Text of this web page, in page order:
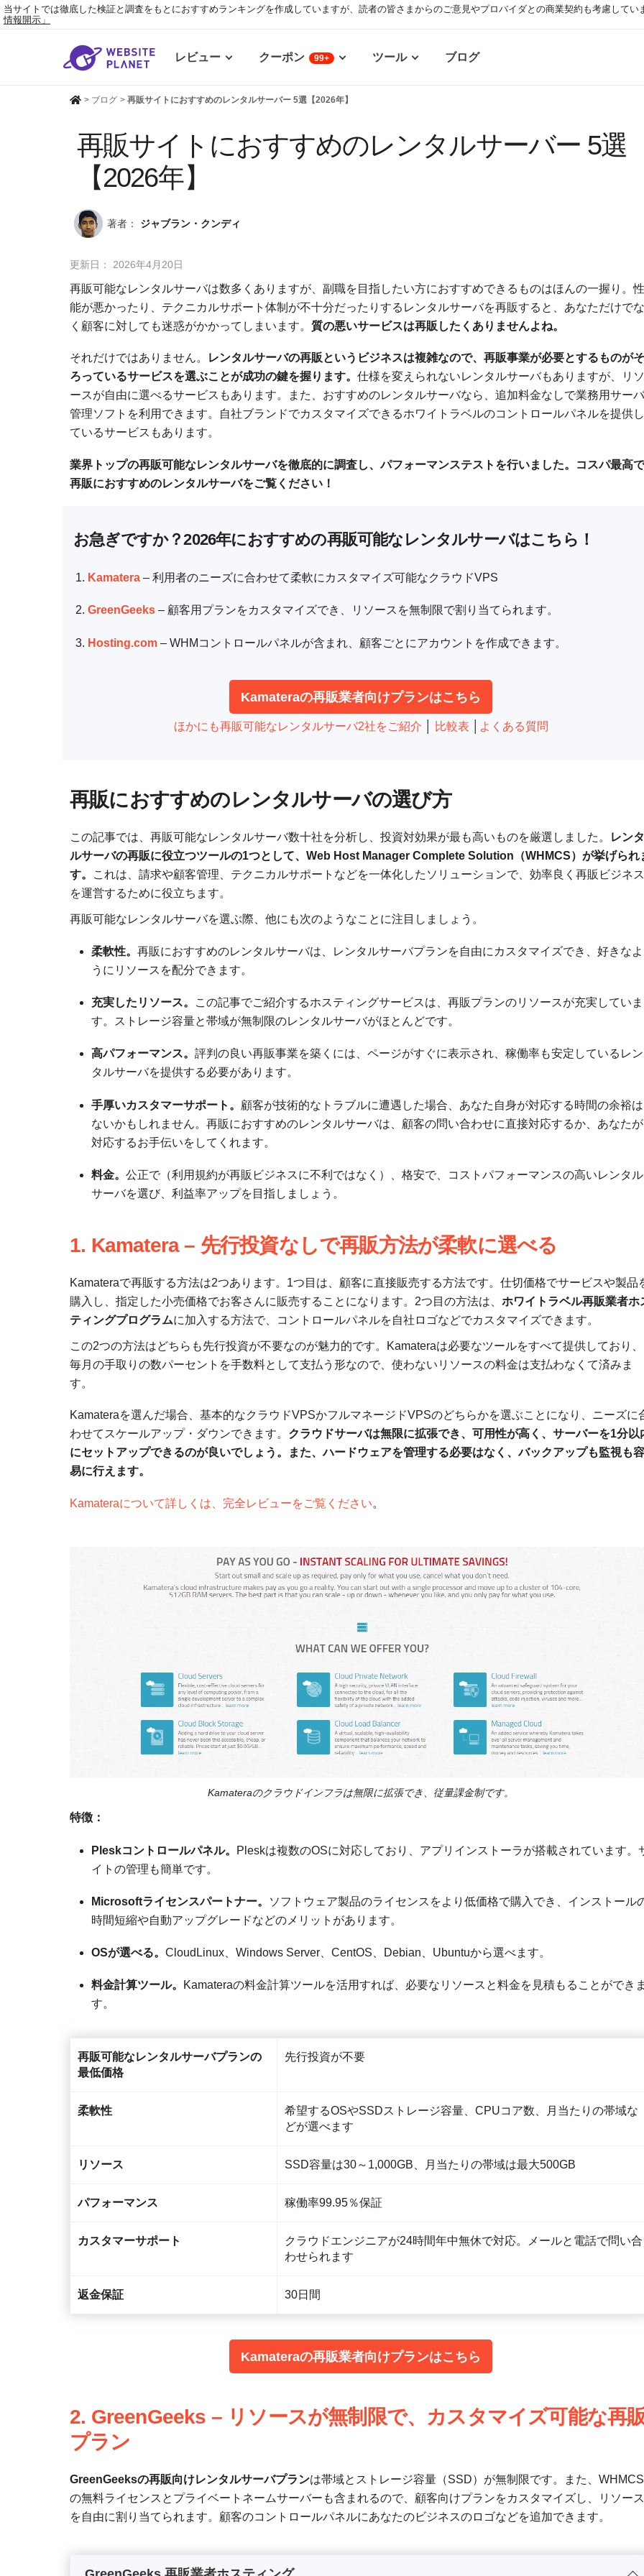
当サイトでは徹底した検証と調査をもとにおすすめランキングを作成していますが、読者の皆さまからのご意見やプロバイダとの商業契約も考慮して
情報開示」
レビュー クーポン 99+ ツール ブログ
> ブログ > 再販サイトにおすすめのレンタルサーバー 5選【2026年】
再販サイトにおすすめのレンタルサーバー 5選
【2026年】
著者： ジャブラン・クンディ
更新日： 2026年4月20日
再販可能なレンタルサーバは数多くありますが、副職を目指したい方におすすめできるものはほんの一握り。性
能が悪かったり、テクニカルサポート体制が不十分だったりするレンタルサーバを再販すると、あなただけでな
く顧客に対しても迷惑がかかってしまいます。 質の悪いサービスは再販したくありませんよね。
それだけではありません。
レンタルサーバの再販というビジネスは複雑なので、再販事業が必要とするものがそ
ろっているサービスを選ぶことが成功の鍵を握ります。 仕様を変えられないレンタルサーバもありますが、リソ
ースが自由に選べるサービスもあります。また、おすすめのレンタルサーバなら、追加料金なしで業務用サーバ
管理ソフトを利用できます。自社ブランドでカスタマイズできるホワイトラベルのコントロールパネルを提供し
ているサービスもあります。
業界トップの再販可能なレンタルサーバを徹底的に調査し、パフォーマンステストを行いました。コスパ最高で
再販におすすめのレンタルサーバをご覧ください！
お急ぎですか？2026年におすすめの再販可能なレンタルサーバはこちら！
Kamatera – 利用者のニーズに合わせて柔軟にカスタマイズ可能なクラウドVPS
GreenGeeks – 顧客用プランをカスタマイズでき、リソースを無制限で割り当てられます。
Hosting.com – WHMコントロールパネルが含まれ、顧客ごとにアカウントを作成できます。
‌Kamateraの再販業者向けプランはこちら
ほかにも再販可能なレンタルサーバ2社をご紹介 比較表 よくある質問
再販におすすめのレンタルサーバの選び方
この記事では、再販可能なレンタルサーバ数十社を分析し、投資対効果が最も高いものを厳選しました。
レンタ
ルサーバの再販に役立つツールの1つとして、Web Host Manager Complete Solution（WHMCS）が挙げられ
す。
これは、請求や顧客管理、テクニカルサポートなどを一体化したソリューションで、効率良く再販ビジネス
を運営するために役立ちます。
再販可能なレンタルサーバを選ぶ際、他にも次のようなことに注目しましょう。
柔軟性。 再販におすすめのレンタルサーバは、レンタルサーバプランを自由にカスタマイズでき、好きなよ
うにリソースを配分できます。
充実したリソース。
この記事でご紹介するホスティングサービスは、再販プランのリソースが充実していま
す。ストレージ容量と帯域が無制限のレンタルサーバがほとんどです。
高パフォーマンス。 評判の良い再販事業を築くには、ページがすぐに表示され、稼働率も安定しているレン
タルサーバを提供する必要があります。
手厚いカスタマーサポート。 顧客が技術的なトラブルに遭遇した場合、あなた自身が対応する時間の余裕は
ないかもしれません。再販におすすめのレンタルサーバは、顧客の問い合わせに直接対応するか、あなたが
対応するお手伝いをしてくれます。
料金。 公正で（利用規約が再販ビジネスに不利ではなく）、格安で、コストパフォーマンスの高いレンタル
サーバを選び、利益率アップを目指しましょう。
1. Kamatera – 先行投資なしで再販方法が柔軟に選べる
Kamateraで再販する方法は2つあります。1つ目は、顧客に直接販売する方法です。仕切価格でサービスや製品
購入し、指定した小売価格でお客さんに販売することになります。2つ目の方法は、 ホワイトラベル再販業者ホ
ティングプログラムに加入する方法で、コントロールパネルを自社ロゴなどでカスタマイズできます。
この2つの方法はどちらも先行投資が不要なのが魅力的です。Kamateraは必要なツールをすべて提供しており、
毎月の手取りの数パーセントを手数料として支払う形なので、使わないリソースの料金は支払わなくて済みま
す。
Kamateraを選んだ場合、基本的なクラウドVPSかフルマネージドVPSのどちらかを選ぶことになり、ニーズに
わせてスケールアップ・ダウンできます。 クラウドサーバは無限に拡張でき、可用性が高く、サーバーを1分以
にセットアップできるのが良いでしょう。また、ハードウェアを管理する必要はなく、バックアップも監視も容
易に行えます。
Kamateraについて詳しくは、完全レビューをご覧ください。
Kamateraのクラウドインフラは無限に拡張でき、従量課金制です。
特徴：
Pleskコントロールパネル。
Pleskは複数のOSに対応しており、アプリインストーラが搭載されています。
イトの管理も簡単です。
Microsoftライセンスパートナー。
ソフトウェア製品のライセンスをより低価格で購入でき、インストール
時間短縮や自動アップグレードなどのメリットがあります。
OSが選べる。 CloudLinux、Windows Server、CentOS、Debian、Ubuntuから選べます。
料金計算ツール。
Kamateraの料金計算ツールを活用すれば、必要なリソースと料金を見積もることができ
す。
再販可能なレンタルサーバプランの
最低価格
先行投資が不要
柔軟性
希望するOSやSSDストレージ容量、CPUコア数、月当たりの帯域な
どが選べます
リソース SSD容量は30～1,000GB、月当たりの帯域は最大500GB
パフォーマンス 稼働率99.95％保証
カスタマーサポート
クラウドエンジニアが24時間年中無休で対応。メールと電話で問い合
わせられます
返金保証 30日間
Kamateraの再販業者向けプランはこちら
2. GreenGeeks – リソースが無制限で、カスタマイズ可能な再
プラン
GreenGeeksの再販向けレンタルサーバプランは帯域とストレージ容量（SSD）が無制限です。また、WHMCS
の無料ライセンスとプライベートネームサーバーも含まれるので、顧客向けプランをカスタマイズし、リソース
を自由に割り当てられます。顧客のコントロールパネルにあなたのビジネスのロゴなどを追加できます。